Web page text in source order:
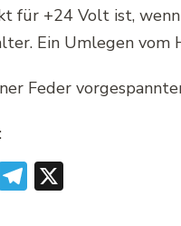
für +24 Volt ist,
Ein Umlegen
Feder
Telegram